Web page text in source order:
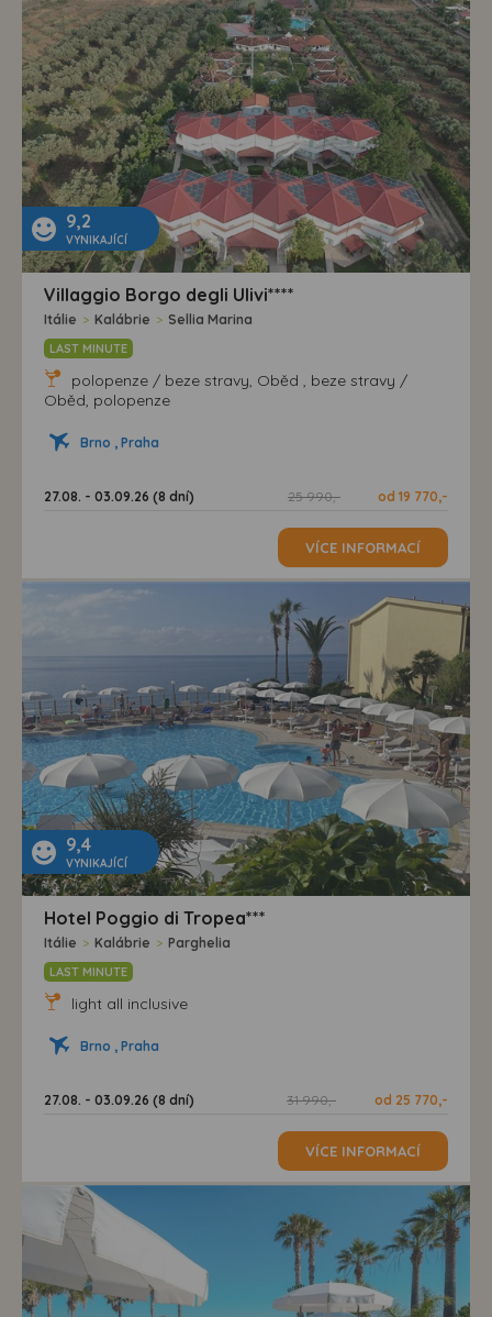
9,2
VYNIKAJÍCÍ
Villaggio Borgo degli Ulivi****
Itálie > Kalábrie > Sellia Marina
LAST MINUTE
polopenze / beze stravy, Oběd , beze stravy /
Oběd, polopenze
Brno , Praha
27.08. - 03.09.26 (8 dní) 25 990,- od 19 770,-
VÍCE INFORMACÍ
9,4
VYNIKAJÍCÍ
Hotel Poggio di Tropea***
Itálie > Kalábrie > Parghelia
LAST MINUTE
light all inclusive
Brno , Praha
27.08. - 03.09.26 (8 dní) 31 990,- od 25 770,-
VÍCE INFORMACÍ